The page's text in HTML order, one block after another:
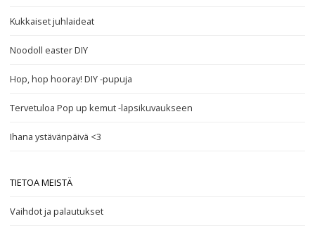
Kukkaiset juhlaideat
Noodoll easter DIY
Hop, hop hooray! DIY -pupuja
Tervetuloa Pop up kemut -lapsikuvaukseen
Ihana ystävänpäivä <3
TIETOA MEISTÄ
Vaihdot ja palautukset